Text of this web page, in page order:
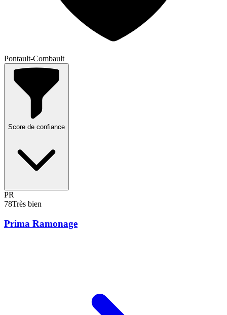
Pontault-Combault
Score de confiance
PR
78Très bien
Prima Ramonage